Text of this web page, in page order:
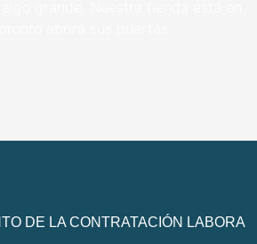
DE LA CONTRATACIÓN LABORA